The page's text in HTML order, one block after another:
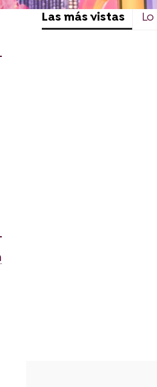
Las más vistas